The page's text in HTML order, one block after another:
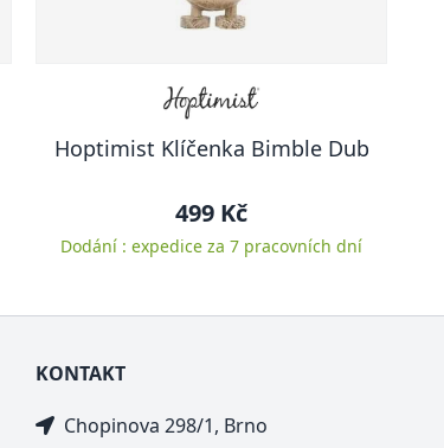
Hoptimist Klíčenka Bimble Dub
499 Kč
Dodání : expedice za 7 pracovních dní
KONTAKT
Chopinova 298/1, Brno